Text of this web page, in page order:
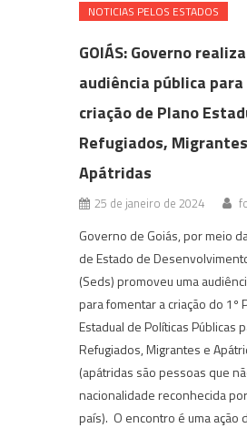
NOTICIAS PELOS ESTADOS
GOIÁS: Governo realiza
audiência pública
criação de Plano
Refugiados,
Apátridas
25 de janeiro de 2024
Governo de Goiás, por meio
de Estado de
(Seds) promoveu uma
para fomentar a criação do 1º
Estadual de Políticas Públicas
Refugiados, Migrantes e
(apátridas são pessoas que
nacionalidade reconhecida
país). O encontro é uma ação